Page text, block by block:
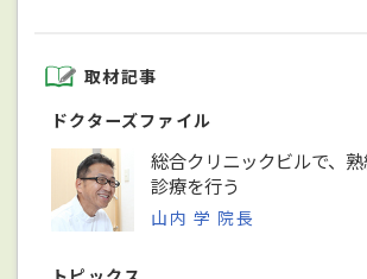
取材記事
ドクターズファイル
総合クリニックビルで、
診療を行う
山内 学 院長